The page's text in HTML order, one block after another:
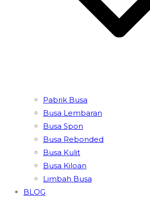
Pabrik Busa
Busa Lembaran
Busa Spon
Busa Rebonded
Busa Kulit
Busa Kiloan
Limbah Busa
BLOG